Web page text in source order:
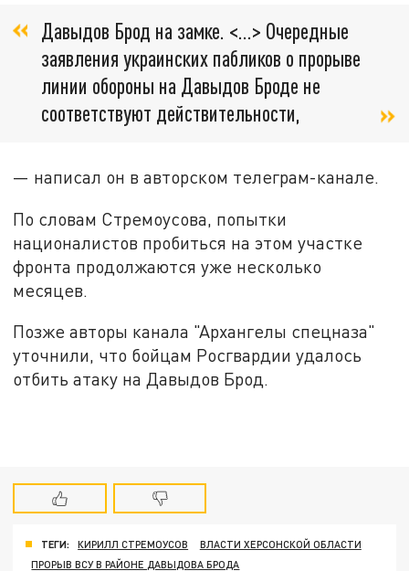
Давыдов Брод на замке. <...> Очередные
заявления украинских пабликов о прорыве
линии обороны на Давыдов Броде не
соответствуют действительности,
— написал он в авторском телеграм-канале.
По словам Стремоусова, попытки
националистов пробиться на этом участке
фронта продолжаются уже несколько
месяцев.
Позже авторы канала "Архангелы спецназа"
уточнили, что бойцам Росгвардии удалось
отбить атаку на Давыдов Брод.
ТЕГИ: КИРИЛЛ СТРЕМОУСОВ
ВЛАСТИ ХЕРСОНСКОЙ ОБЛАСТИ
ПРОРЫВ ВСУ В РАЙОНЕ ДАВЫДОВА БРОДА